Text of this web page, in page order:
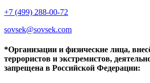
+7 (499) 288-00-72
sovsek@sovsek.com
*Организации и физические лица,
террористов и экстремистов,
запрещена в Российской Федерации: